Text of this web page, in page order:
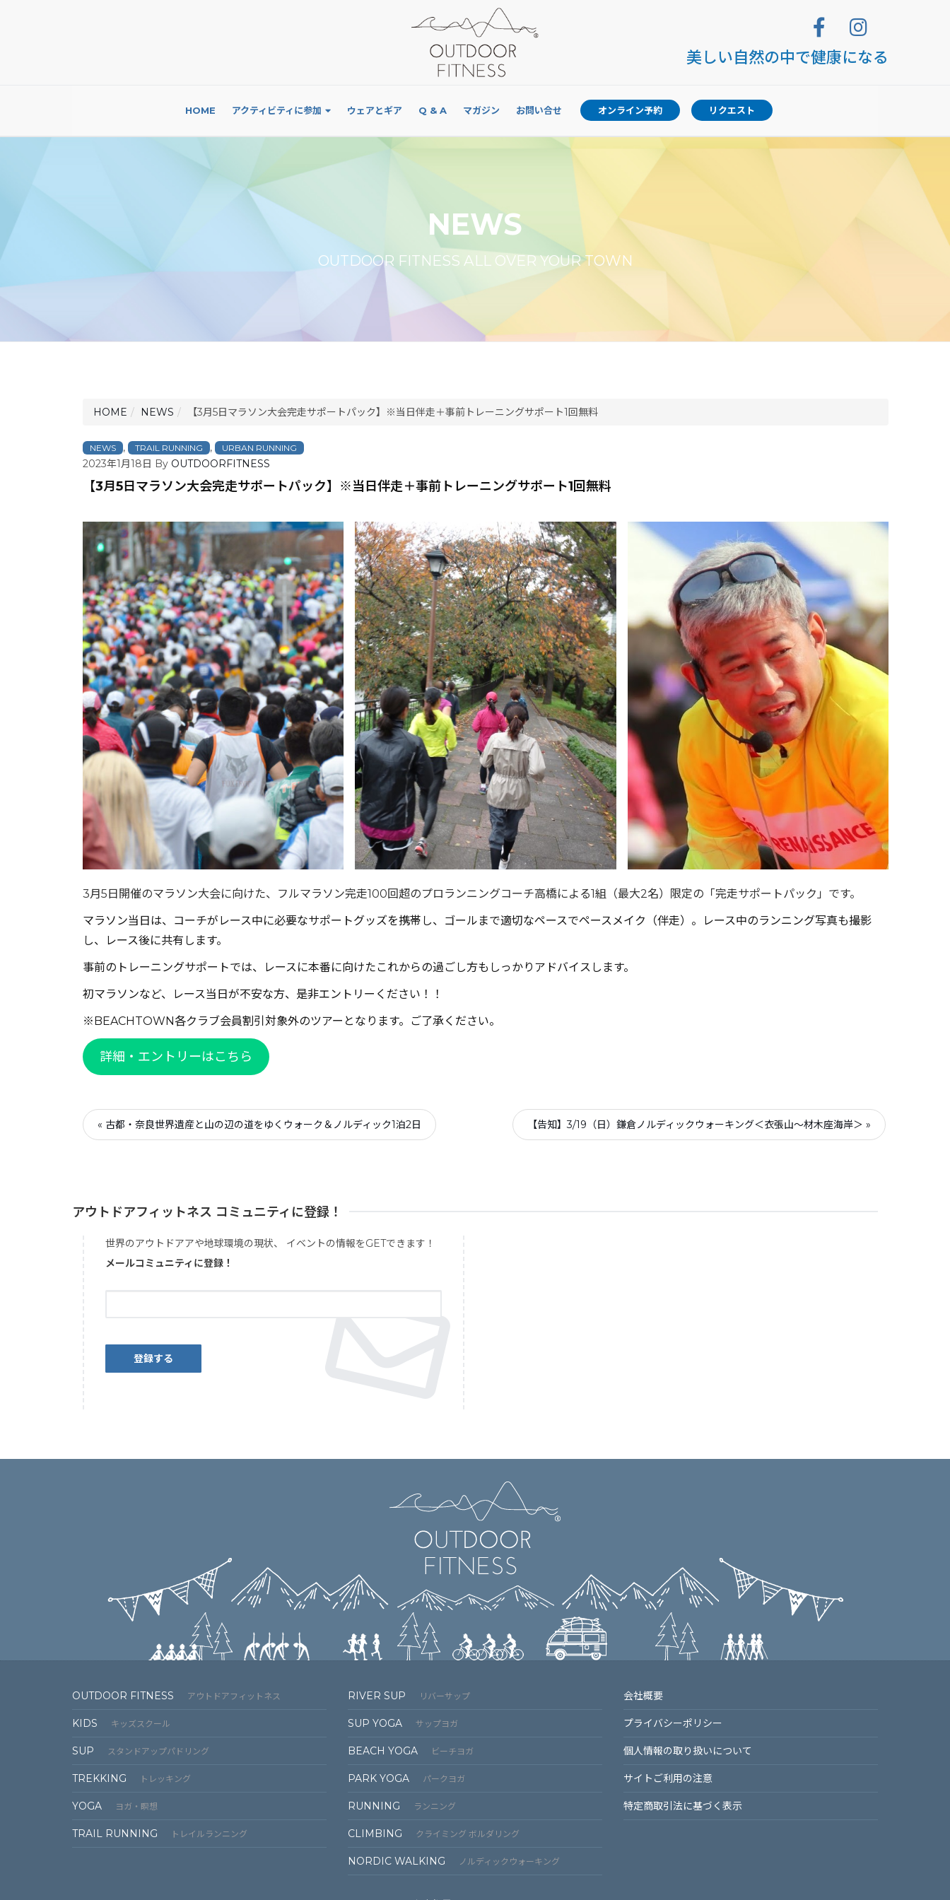
美しい自然の中で健康になる
HOME アクティビティに参加 ウェアとギア Q & A マガジン お問い合せ オンライン予約 リクエスト
NEWS
OUTDOOR FITNESS ALL OVER YOUR TOWN
HOME NEWS 【3月5日マラソン大会完走サポートパック】※当日伴走＋事前トレーニングサポート1回無料
NEWS , TRAIL RUNNING , URBAN RUNNING
2023年1月18日 By OUTDOORFITNESS
【3月5日マラソン大会完走サポートパック】※当日伴走＋事前トレーニングサポート1回無料
3月5日開催のマラソン大会に向けた、フルマラソン完走100回超のプロランニングコーチ高橋による1組（最大2名）限定の「完走サポートパック」です。
マラソン当日は、コーチがレース中に必要なサポートグッズを携帯し、ゴールまで適切なペースでペースメイク（伴走）。レース中のランニング写真も撮影
し、レース後に共有します。
事前のトレーニングサポートでは、レースに本番に向けたこれからの過ごし方もしっかりアドバイスします。
初マラソンなど、レース当日が不安な方、是非エントリーください！！
※BEACHTOWN各クラブ会員割引対象外のツアーとなります。ご了承ください。
詳細・エントリーはこちら
« 古都・奈良世界遺産と山の辺の道をゆくウォーク＆ノルディック1泊2日 【告知】3/19（日）鎌倉ノルディックウォーキング＜衣張山〜材木座海岸＞ »
アウトドアフィットネス コミュニティに登録！
世界のアウトドアアや地球環境の現状、 イベントの情報をGETできます！
メールコミュニティに登録！
OUTDOOR FITNESS アウトドアフィットネス
KIDS キッズスクール
SUP スタンドアップパドリング
TREKKING トレッキング
YOGA ヨガ・瞑想
TRAIL RUNNING トレイルランニング
RIVER SUP リバーサップ
SUP YOGA サップヨガ
BEACH YOGA ビーチヨガ
PARK YOGA パークヨガ
RUNNING ランニング
CLIMBING クライミング ボルダリング
NORDIC WALKING ノルディックウォーキング
会社概要
プライバシーポリシー
個⼈情報の取り扱いについて
サイトご利⽤の注意
特定商取引法に基づく表⽰